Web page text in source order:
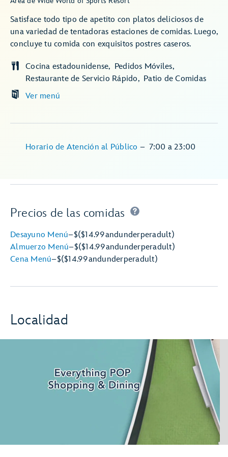
Satisface todo tipo de apetito con platos deliciosos de
una variedad de tentadoras estaciones de comidas. Luego,
concluye tu comida con exquisitos postres caseros.
Ver menú
Cocina estadounidense
Pedidos Móviles
Restaurante de Servicio Rápido
Patio de Comidas
Horario de Atención al Público –7:00 a 23:00
Precios de las comidas
Desayuno Menú–$($14.99andunderperadult)
Almuerzo Menú–$($14.99andunderperadult)
Cena Menú–$($14.99andunderperadult)
Localidad